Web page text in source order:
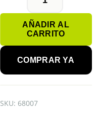
BATERÍA
LIPO
602035
3.7V
350mAh
cantidad
AÑADIR AL
CARRITO
COMPRAR YA
SKU: 68007